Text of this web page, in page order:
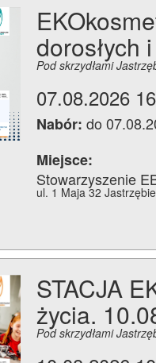
dorosłych
Pod skrzydłami
07.08.2026
Nabór: do
Miejsce:
Stowarzyszenie
ul. 1 Maja 32
STACJA
życia.
Pod skrzydłami